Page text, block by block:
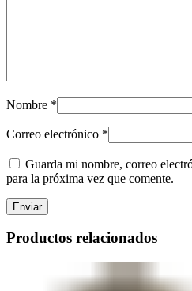
Nombre *
Correo electrónico *
Guarda mi nombre, correo
para la próxima vez que comente.
Productos relacionados